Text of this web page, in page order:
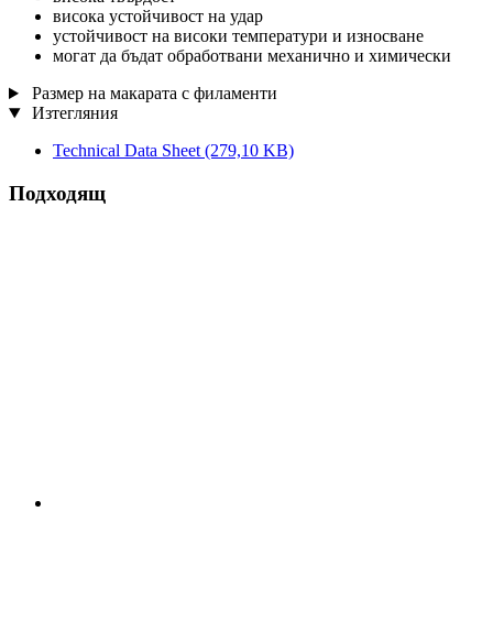
висока устойчивост на удар
устойчивост на високи температури и износване
могат да бъдат обработвани механично и химически
Размер на макарата с филаменти
Изтегляния
Technical Data Sheet (279,10 KB)
Подходящ